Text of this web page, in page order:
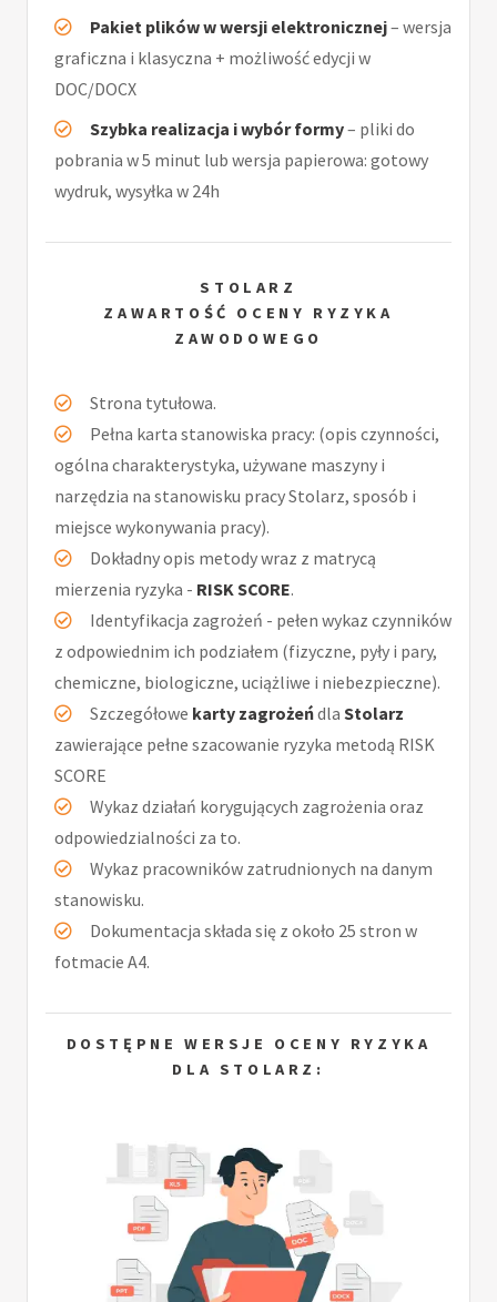
Pakiet plików w wersji elektronicznej– wersja
graficzna i klasyczna + możliwość edycji w
DOC/DOCX
Szybka realizacja i wybór formy– pliki do
pobrania w 5 minut lub wersja papierowa: gotowy
wydruk, wysyłka w 24h
STOLARZ
ZAWARTOŚĆ OCENY RYZYKA
ZAWODOWEGO
Strona tytułowa.
Pełna karta stanowiska pracy: (opis czynności,
ogólna charakterystyka, używane maszyny i
narzędzia na stanowisku pracy Stolarz, sposób i
miejsce wykonywania pracy).
Dokładny opis metody wraz z matrycą
mierzenia ryzyka - RISK SCORE.
Identyfikacja zagrożeń - pełen wykaz czynników
z odpowiednim ich podziałem (fizyczne, pyły i pary,
chemiczne, biologiczne, uciążliwe i niebezpieczne).
Szczegółowe karty zagrożeńdla Stolarz
zawierające pełne szacowanie ryzyka metodą RISK
SCORE
Wykaz działań korygujących zagrożenia oraz
odpowiedzialności za to.
Wykaz pracowników zatrudnionych na danym
stanowisku.
Dokumentacja składa się z około 25 stron w
fotmacie A4.
DOSTĘPNE WERSJE OCENY RYZYKA
DLA STOLARZ: